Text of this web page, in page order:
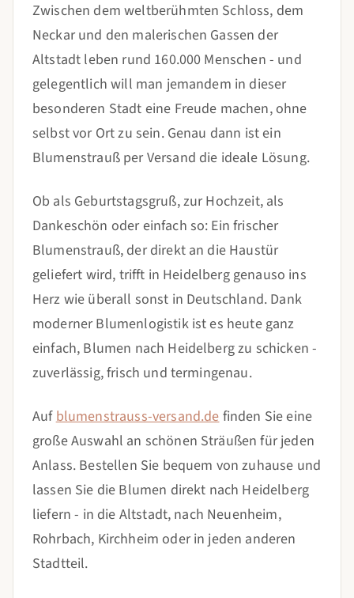
Zwischen dem weltberühmten Schloss, dem
Neckar und den malerischen Gassen der
Altstadt leben rund 160.000 Menschen - und
gelegentlich will man jemandem in dieser
besonderen Stadt eine Freude machen, ohne
selbst vor Ort zu sein. Genau dann ist ein
Blumenstrauß per Versand die ideale Lösung.
Ob als Geburtstagsgruß, zur Hochzeit, als
Dankeschön oder einfach so: Ein frischer
Blumenstrauß, der direkt an die Haustür
geliefert wird, trifft in Heidelberg genauso ins
Herz wie überall sonst in Deutschland. Dank
moderner Blumenlogistik ist es heute ganz
einfach, Blumen nach Heidelberg zu schicken -
zuverlässig, frisch und termingenau.
Aufblumenstrauss-versand.definden Sie eine
große Auswahl an schönen Sträußen für jeden
Anlass. Bestellen Sie bequem von zuhause und
lassen Sie die Blumen direkt nach Heidelberg
liefern - in die Altstadt, nach Neuenheim,
Rohrbach, Kirchheim oder in jeden anderen
Stadtteil.